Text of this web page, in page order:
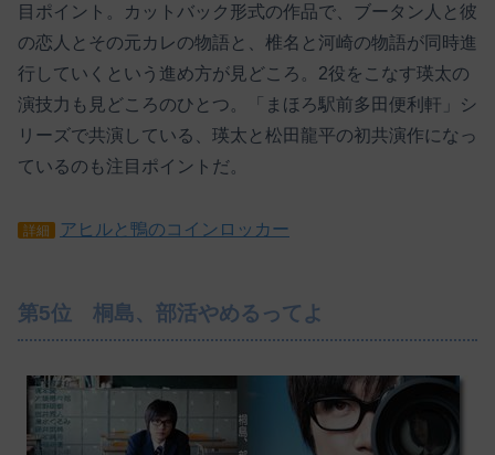
目ポイント。カットバック形式の作品で、ブータン人と彼
の恋人とその元カレの物語と、椎名と河崎の物語が同時進
行していくという進め方が見どころ。2役をこなす瑛太の
演技力も見どころのひとつ。「まほろ駅前多田便利軒」シ
リーズで共演している、瑛太と松田龍平の初共演作になっ
ているのも注目ポイントだ。
詳細 アヒルと鴨のコインロッカー
第5位 桐島、部活やめるってよ